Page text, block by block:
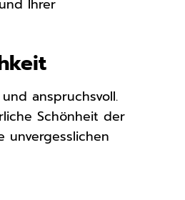
Ihrer
anspruchsvoll.
Schönheit der
unvergesslichen